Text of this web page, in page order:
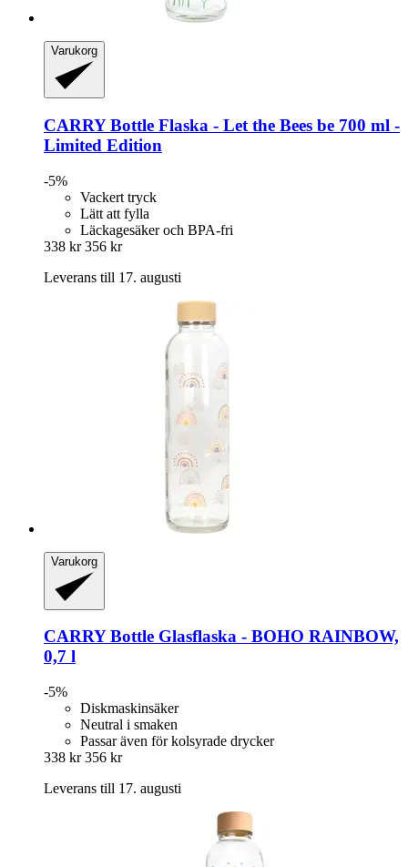
Varukorg
CARRY Bottle Flaska -​ Let the Bees be 700 ml -​
Limited Edition
-5%
Vackert tryck
Lätt att fylla
Läckagesäker och BPA-fri
338 kr 356 kr
Leverans till 17. augusti
Varukorg
CARRY Bottle Glasflaska -​ BOHO RAINBOW,
0,7 l
-5%
Diskmaskinsäker
Neutral i smaken
Passar även för kolsyrade drycker
338 kr 356 kr
Leverans till 17. augusti